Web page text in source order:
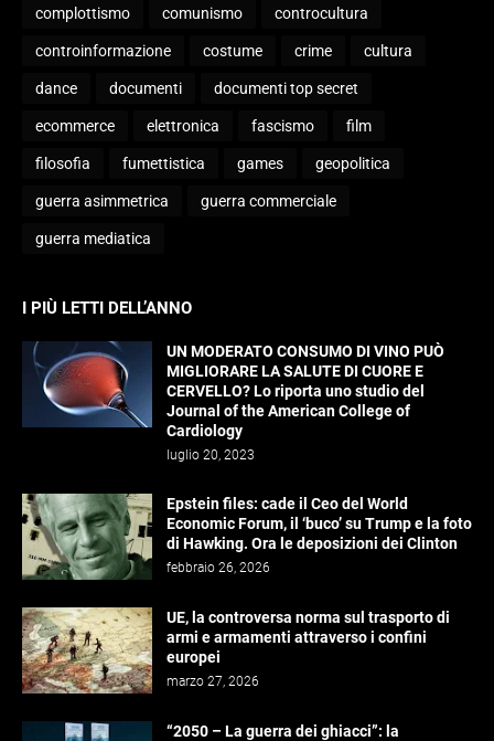
complottismo comunismo controcultura
controinformazione costume crime cultura
dance documenti documenti top secret
ecommerce elettronica fascismo film
filosofia fumettistica games geopolitica
guerra asimmetrica guerra commerciale
guerra mediatica
I PIÙ LETTI DELL’ANNO
UN MODERATO CONSUMO DI VINO PUÒ
MIGLIORARE LA SALUTE DI CUORE E
CERVELLO? Lo riporta uno studio del
Journal of the American College of
Cardiology
luglio 20, 2023
Epstein files: cade il Ceo del World
Economic Forum, il ‘buco’ su Trump e la foto
di Hawking. Ora le deposizioni dei Clinton
febbraio 26, 2026
UE, la controversa norma sul trasporto di
armi e armamenti attraverso i confini
europei
marzo 27, 2026
“2050 – La guerra dei ghiacci”: la